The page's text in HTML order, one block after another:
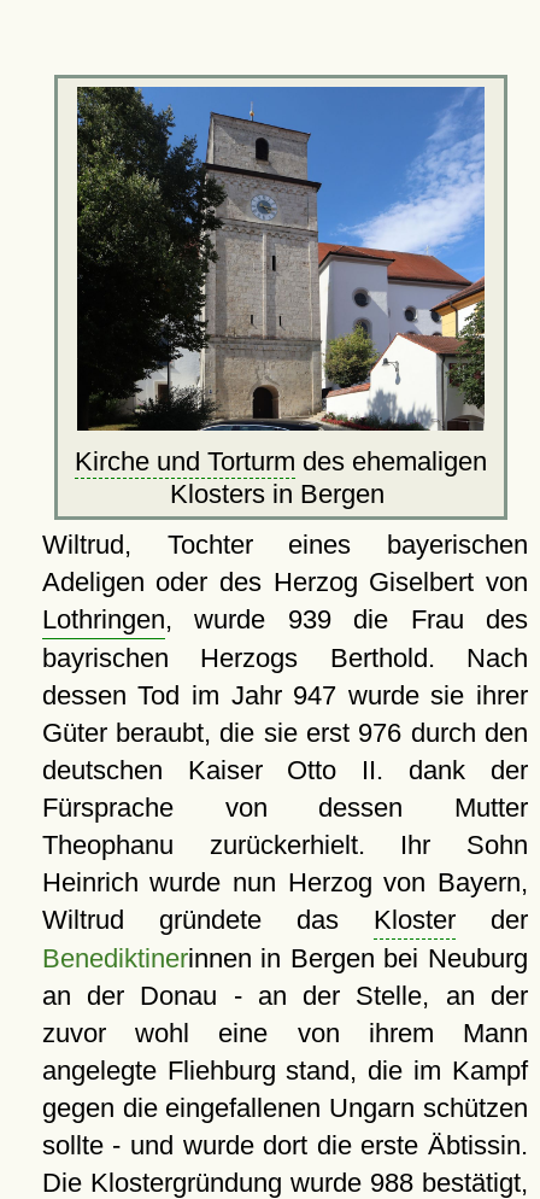
Kirche und Torturm des ehemaligen
Klosters in Bergen
Wiltrud, Tochter eines bayerischen
Adeligen oder des Herzog Giselbert von
Lothringen, wurde 939 die Frau des
bayrischen Herzogs Berthold. Nach
dessen Tod im Jahr 947 wurde sie ihrer
Güter beraubt, die sie erst 976 durch den
deutschen Kaiser Otto II. dank der
Fürsprache von dessen Mutter
Theophanu zurückerhielt. Ihr Sohn
Heinrich wurde nun Herzog von Bayern,
Wiltrud gründete das Klosterder
Benediktinerinnen in Bergen bei Neuburg
an der Donau - an der Stelle, an der
zuvor wohl eine von ihrem Mann
angelegte Fliehburg stand, die im Kampf
gegen die eingefallenen Ungarn schützen
sollte - und wurde dort die erste Äbtissin.
Die Klostergründung wurde 988 bestätigt,